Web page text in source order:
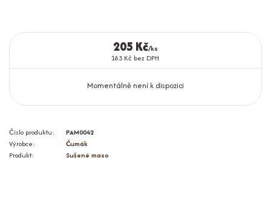
205 Kč/ks
183 Kč bez DPH
Momentálně není k dispozici
Číslo produktu:
PAM0042
Výrobce:
Čumák
Produkt:
Sušené maso